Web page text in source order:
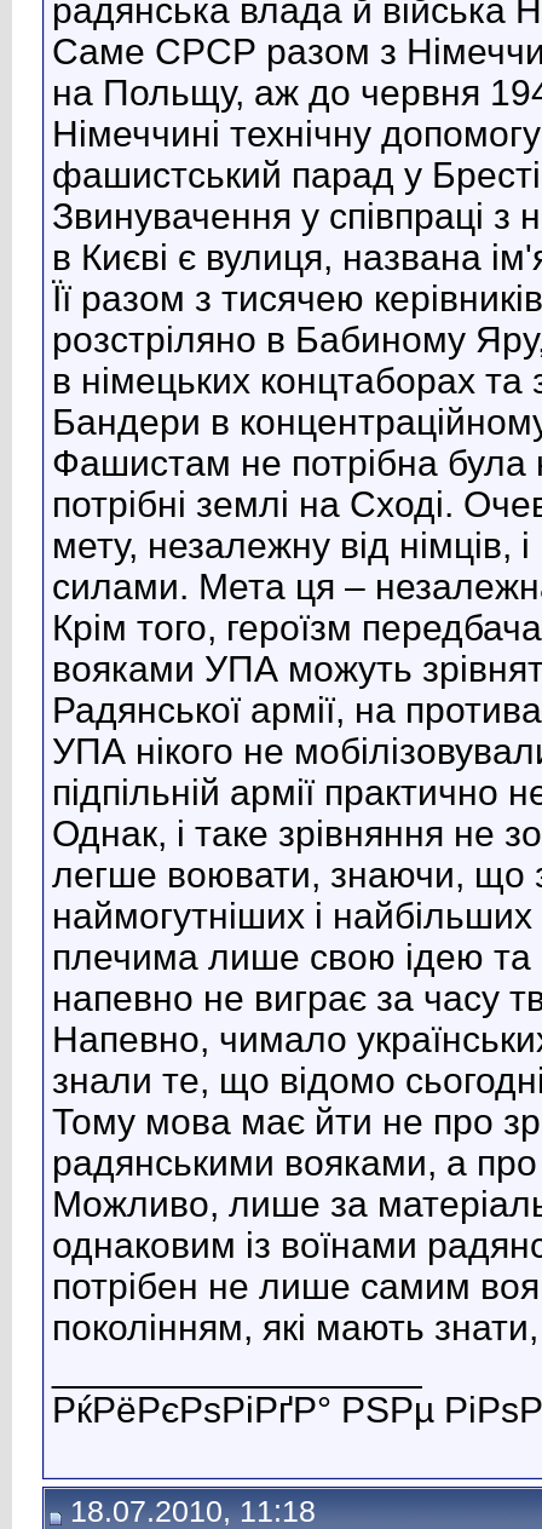
радянська влада й війська
Саме СРСР разом з
на Польщу, аж до червня
Німеччині технічну
фашистський парад у
Звинувачення у співпраці
в Києві є вулиця, названа
Її разом з тисячею
розстріляно в Бабиному Яру,
в німецьких концтаборах
Бандери в
Фашистам не потрібна була
потрібні землі на Сході.
мету, незалежну від
силами. Мета ця –
Крім того, героїзм
вояками УПА можуть
Радянської армії, на
УПА нікого не
підпільній армії практично
Однак, і таке зрівняння не
легше воювати, знаючи, що
наймогутніших і найбільших
плечима лише свою ідею
напевно не виграє за часу
Напевно, чимало
знали те, що відомо
Тому мова має йти не про
радянськими вояками, а
Можливо, лише за
однаковим із воїнами
потрібен не лише самим
поколінням, які мають
РќРёРєРѕРіРґР° РЅРµ
18.07.2010, 11:18